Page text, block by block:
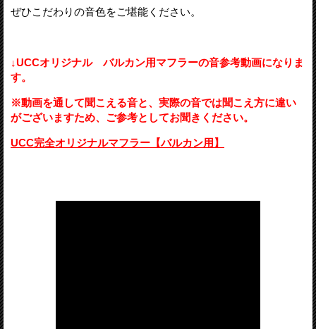
ぜひこだわりの音色をご堪能ください。
↓UCCオリジナル バルカン用マフラーの音参考動画になりま
す。
※動画を通して聞こえる音と、実際の音では聞こえ方に違い
がございますため、ご参考としてお聞きください。
UCC完全オリジナルマフラー【バルカン用】